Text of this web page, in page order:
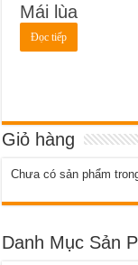
Mái lùa
Đọc tiếp
Giỏ hàng
Chưa có sản phẩm
Danh Mục Sản